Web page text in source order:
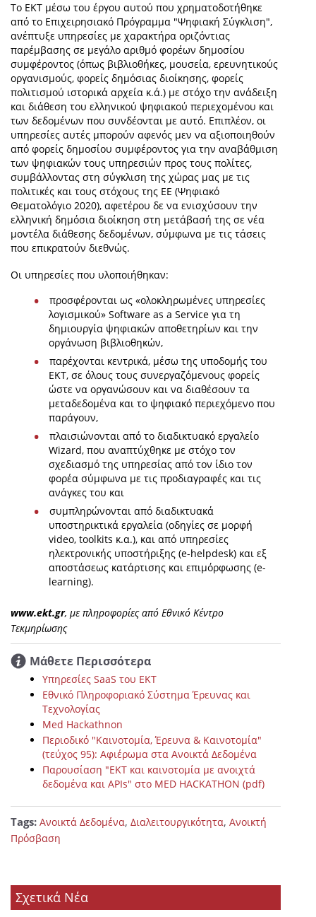
Το ΕΚΤ μέσω του έργου αυτού που χρηματοδοτήθηκε
από το Επιχειρησιακό Πρόγραμμα "Ψηφιακή Σύγκλιση",
ανέπτυξε υπηρεσίες με χαρακτήρα οριζόντιας
παρέμβασης σε μεγάλο αριθμό φορέων δημοσίου
συμφέροντος (όπως βιβλιοθήκες, μουσεία, ερευνητικούς
οργανισμούς, φορείς δημόσιας διοίκησης, φορείς
πολιτισμού ιστορικά αρχεία κ.ά.) με στόχο την ανάδειξη
και διάθεση του ελληνικού ψηφιακού περιεχομένου και
των δεδομένων που συνδέονται με αυτό. Επιπλέον, οι
υπηρεσίες αυτές μπορούν αφενός μεν να αξιοποιηθούν
από φορείς δημοσίου συμφέροντος για την αναβάθμιση
των ψηφιακών τους υπηρεσιών προς τους πολίτες,
συμβάλλοντας στη σύγκλιση της χώρας μας με τις
πολιτικές και τους στόχους της ΕΕ (Ψηφιακό
Θεματολόγιο 2020), αφετέρου δε να ενισχύσουν την
ελληνική δημόσια διοίκηση στη μετάβασή της σε νέα
μοντέλα διάθεσης δεδομένων, σύμφωνα με τις τάσεις
που επικρατούν διεθνώς.
Οι υπηρεσίες που υλοποιήθηκαν:
προσφέρονται ως «ολοκληρωμένες υπηρεσίες
λογισμικού» Software as a Service για τη
δημιουργία ψηφιακών αποθετηρίων και την
οργάνωση βιβλιοθηκών,
παρέχονται κεντρικά, μέσω της υποδομής του
ΕΚΤ, σε όλους τους συνεργαζόμενους φορείς
ώστε να οργανώσουν και να διαθέσουν τα
μεταδεδομένα και το ψηφιακό περιεχόμενο που
παράγουν,
πλαισιώνονται από το διαδικτυακό εργαλείο
Wizard, που αναπτύχθηκε με στόχο τον
σχεδιασμό της υπηρεσίας από τον ίδιο τον
φορέα σύμφωνα με τις προδιαγραφές και τις
ανάγκες του και
συμπληρώνονται από διαδικτυακά
υποστηρικτικά εργαλεία (οδηγίες σε μορφή
video, toolkits κ.α.), και από υπηρεσίες
ηλεκτρονικής υποστήριξης (e-helpdesk) και εξ
αποστάσεως κατάρτισης και επιμόρφωσης (e-
learning).
www.ekt.gr, με πληροφορίες από Εθνικό Κέντρο
Τεκμηρίωσης
Μάθετε Περισσότερα
Υπηρεσίες SaaS του ΕΚΤ
Εθνικό Πληροφοριακό Σύστημα Έρευνας και
Τεχνολογίας
Med Hackathnon
Περιοδικό "Καινοτομία, Έρευνα & Καινοτομία"
(τεύχος 95): Αφιέρωμα στα Ανοικτά Δεδομένα
Παρουσίαση "ΕΚΤ και καινοτομία με ανοιχτά
δεδομένα και APIs" στο MED HACKATHON (pdf)
Tags: Ανοικτά Δεδομένα, Διαλειτουργικότητα, Ανοικτή
Πρόσβαση
Σχετικά Νέα